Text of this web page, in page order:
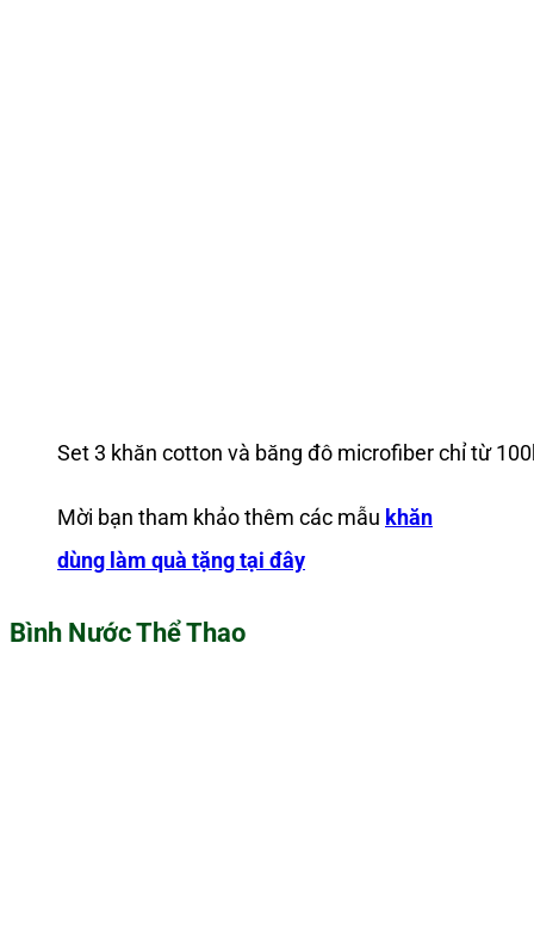
Set 3 khăn cotton và băng đô microfiber chỉ từ
Mời bạn tham khảo thêm các mẫu khăn
dùng làm quà tặng tại đây
Bình Nước Thể Thao